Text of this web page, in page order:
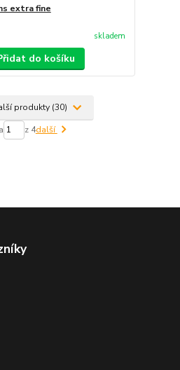
extra fine
skladem
do košíku
produkty (30)
z 4další